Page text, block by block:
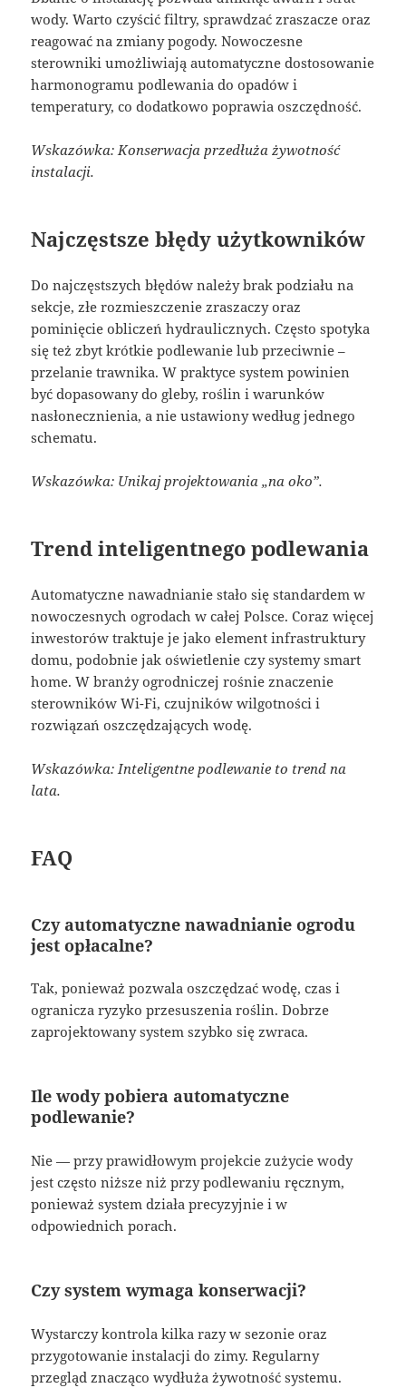
wody. Warto czyścić filtry, sprawdzać zraszacze oraz
reagować na zmiany pogody. Nowoczesne
sterowniki umożliwiają automatyczne dostosowanie
harmonogramu podlewania do opadów i
temperatury, co dodatkowo poprawia oszczędność.
Wskazówka: Konserwacja przedłuża żywotność
instalacji.
Najczęstsze błędy użytkowników
Do najczęstszych błędów należy brak podziału na
sekcje, złe rozmieszczenie zraszaczy oraz
pominięcie obliczeń hydraulicznych. Często spotyka
się też zbyt krótkie podlewanie lub przeciwnie –
przelanie trawnika. W praktyce system powinien
być dopasowany do gleby, roślin i warunków
nasłonecznienia, a nie ustawiony według jednego
schematu.
Wskazówka: Unikaj projektowania „na oko”.
Trend inteligentnego podlewania
Automatyczne nawadnianie stało się standardem w
nowoczesnych ogrodach w całej Polsce. Coraz więcej
inwestorów traktuje je jako element infrastruktury
domu, podobnie jak oświetlenie czy systemy smart
home. W branży ogrodniczej rośnie znaczenie
sterowników Wi-Fi, czujników wilgotności i
rozwiązań oszczędzających wodę.
Wskazówka: Inteligentne podlewanie to trend na
lata.
FAQ
Czy automatyczne nawadnianie ogrodu
jest opłacalne?
Tak, ponieważ pozwala oszczędzać wodę, czas i
ogranicza ryzyko przesuszenia roślin. Dobrze
zaprojektowany system szybko się zwraca.
Ile wody pobiera automatyczne
podlewanie?
Nie — przy prawidłowym projekcie zużycie wody
jest często niższe niż przy podlewaniu ręcznym,
ponieważ system działa precyzyjnie i w
odpowiednich porach.
Czy system wymaga konserwacji?
Wystarczy kontrola kilka razy w sezonie oraz
przygotowanie instalacji do zimy. Regularny
przegląd znacząco wydłuża żywotność systemu.